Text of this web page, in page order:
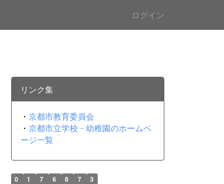
ログイン
リンク集
・ 京都市教育委員会
・ 京都市立学校・幼稚園のホームペ
ージ一覧
0 1 7 6 8 7 3